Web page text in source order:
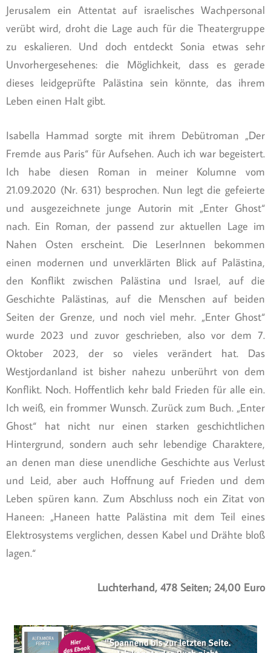
Jerusalem ein Attentat auf israelisches Wachpersonal
verübt wird, droht die Lage auch für die Theatergruppe
zu eskalieren. Und doch entdeckt Sonia etwas sehr
Unvorhergesehenes: die Möglichkeit, dass es gerade
dieses leidgeprüfte Palästina sein könnte, das ihrem
Leben einen Halt gibt.
Isabella Hammad sorgte mit ihrem Debütroman „Der
Fremde aus Paris“ für Aufsehen. Auch ich war begeistert.
Ich habe diesen Roman in meiner Kolumne vom
21.09.2020 (Nr. 631) besprochen. Nun legt die gefeierte
und ausgezeichnete junge Autorin mit „Enter Ghost“
nach. Ein Roman, der passend zur aktuellen Lage im
Nahen Osten erscheint. Die LeserInnen bekommen
einen modernen und unverklärten Blick auf Palästina,
den Konflikt zwischen Palästina und Israel, auf die
Geschichte Palästinas, auf die Menschen auf beiden
Seiten der Grenze, und noch viel mehr. „Enter Ghost“
wurde 2023 und zuvor geschrieben, also vor dem 7.
Oktober 2023, der so vieles verändert hat. Das
Westjordanland ist bisher nahezu unberührt von dem
Konflikt. Noch. Hoffentlich kehr bald Frieden für alle ein.
Ich weiß, ein frommer Wunsch. Zurück zum Buch. „Enter
Ghost“ hat nicht nur einen starken geschichtlichen
Hintergrund, sondern auch sehr lebendige Charaktere,
an denen man diese unendliche Geschichte aus Verlust
und Leid, aber auch Hoffnung auf Frieden und dem
Leben spüren kann. Zum Abschluss noch ein Zitat von
Haneen: „Haneen hatte Palästina mit dem Teil eines
Elektrosystems verglichen, dessen Kabel und Drähte bloß
lagen.“
Luchterhand, 478 Seiten; 24,00 Euro